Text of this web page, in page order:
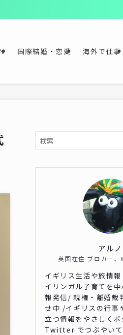
国際結婚・恋愛 海外で仕事
アルノ
英国在住 ブロガー、
イギリス生活や旅情
イリンガル子育てを
報発信/ 親権・離婚裁
せ中 /イギリスの行事
立つ情報をやさしくポ
Twitter でつぶやいて